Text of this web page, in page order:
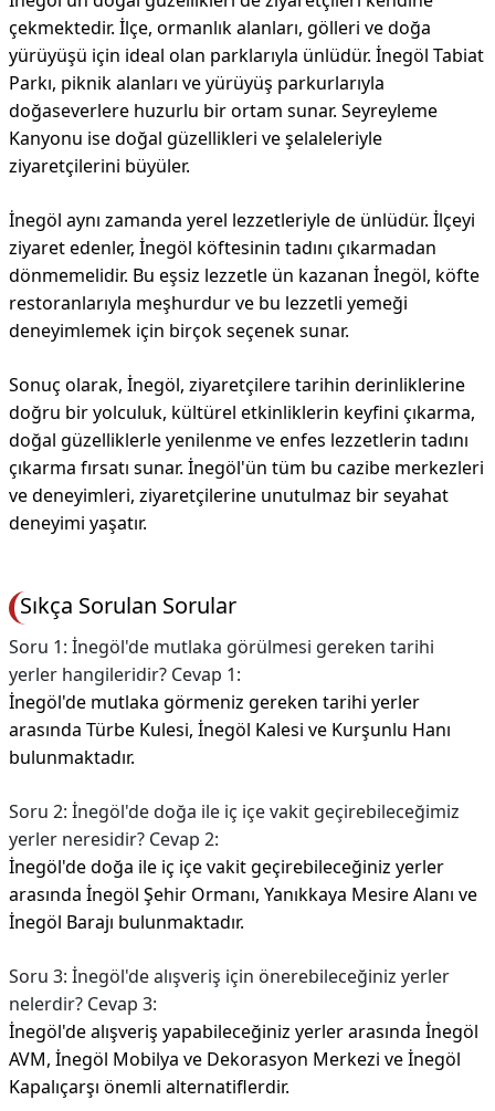
çekmektedir. İlçe, ormanlık alanları, gölleri ve doğa
yürüyüşü için ideal olan parklarıyla ünlüdür. İnegöl Tabiat
Parkı, piknik alanları ve yürüyüş parkurlarıyla
doğaseverlere huzurlu bir ortam sunar. Seyreyleme
Kanyonu ise doğal güzellikleri ve şelaleleriyle
ziyaretçilerini büyüler.
İnegöl aynı zamanda yerel lezzetleriyle de ünlüdür. İlçeyi
ziyaret edenler, İnegöl köftesinin tadını çıkarmadan
dönmemelidir. Bu eşsiz lezzetle ün kazanan İnegöl, köfte
restoranlarıyla meşhurdur ve bu lezzetli yemeği
deneyimlemek için birçok seçenek sunar.
Sonuç olarak, İnegöl, ziyaretçilere tarihin derinliklerine
doğru bir yolculuk, kültürel etkinliklerin keyfini çıkarma,
doğal güzelliklerle yenilenme ve enfes lezzetlerin tadını
çıkarma fırsatı sunar. İnegöl'ün tüm bu cazibe merkezleri
ve deneyimleri, ziyaretçilerine unutulmaz bir seyahat
deneyimi yaşatır.
Sıkça Sorulan Sorular
Soru 1: İnegöl'de mutlaka görülmesi gereken tarihi
yerler hangileridir? Cevap 1:
İnegöl'de mutlaka görmeniz gereken tarihi yerler
arasında Türbe Kulesi, İnegöl Kalesi ve Kurşunlu Hanı
bulunmaktadır.
Soru 2: İnegöl'de doğa ile iç içe vakit geçirebileceğimiz
yerler neresidir? Cevap 2:
İnegöl'de doğa ile iç içe vakit geçirebileceğiniz yerler
arasında İnegöl Şehir Ormanı, Yanıkkaya Mesire Alanı ve
İnegöl Barajı bulunmaktadır.
Soru 3: İnegöl'de alışveriş için önerebileceğiniz yerler
nelerdir? Cevap 3:
İnegöl'de alışveriş yapabileceğiniz yerler arasında İnegöl
AVM, İnegöl Mobilya ve Dekorasyon Merkezi ve İnegöl
Kapalıçarşı önemli alternatiflerdir.